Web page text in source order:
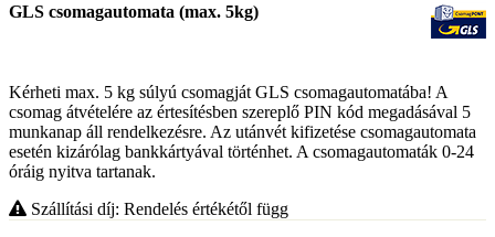
GLS csomagautomata (max. 5kg)
Kérheti max. 5 kg súlyú csomagját GLS csomagautomatába! A
csomag átvételére az értesítésben szereplő PIN kód megadásával 5
munkanap áll rendelkezésre. Az utánvét kifizetése csomagautomata
esetén kizárólag bankkártyával történhet. A csomagautomaták 0-24
óráig nyitva tartanak.
Szállítási díj: Rendelés értékétől függ